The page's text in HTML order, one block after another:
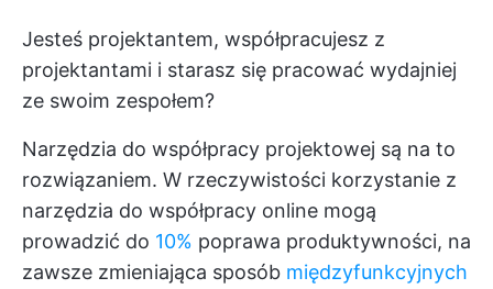
Jesteś projektantem, współpracujesz z
projektantami i starasz się pracować wydajniej
ze swoim zespołem?
Narzędzia do współpracy projektowej są na to
rozwiązaniem. W rzeczywistości korzystanie z
narzędzia do współpracy online mogą
prowadzić do 10% poprawa produktywności, na
zawsze zmieniająca sposób międzyfunkcyjnych